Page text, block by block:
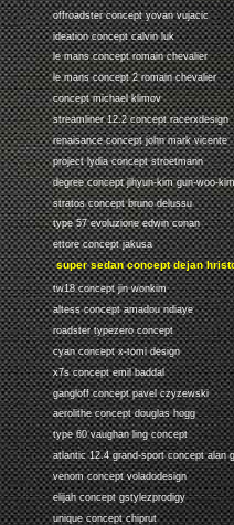
offroadster concept yovan vujacic
ideation concept calvin luk
le mans concept romain chevalier
le mans concept 2 romain chevalier
concept michael klimov
streamliner 12.2 concept racerxdesign
renaisance concept john mark vicente
project lydia concept stroetmann
degree concept jihyun-kim gun-woo-kim
stratos concept bruno delussu
type 57 evoluzione edwin conan
ettore concept jakusa
super sedan concept dejan
tw18 concept jin wonkim
altess concept amadou ndiaye
roadster typezero concept
cyan concept x-tomi design
x7s concept emil baddal
gangloff concept pavel czyzewski
aerolithe concept douglas hogg
type 60 vaughan ling concept
atlantic 12.4 grand-sport concept alan
venom concept voladodesign
elijah concept gstylezprodigy
unique concept chiprut